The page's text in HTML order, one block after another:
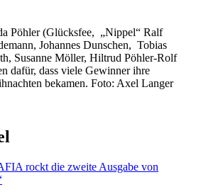
Pöhler (Glücksfee, „Nippel“ Ralf
Johannes Dunschen, Tobias
Susanne Möller, Hiltrud Pöhler-Rolf
dafür, dass viele Gewinner ihre
bekamen. Foto: Axel Langer